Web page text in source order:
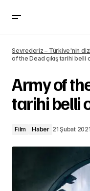
Seyrederiz – Türkiye'nin
of the Dead çıkış tarihi belli
Army of
tarihi belli
Film Haber 21 Şubat 2021